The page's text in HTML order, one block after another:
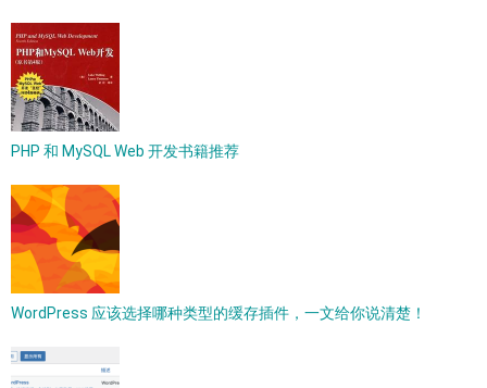
PHP 和 MySQL Web 开发书籍推荐
WordPress 应该选择哪种类型的缓存插件，一文给你说清楚！